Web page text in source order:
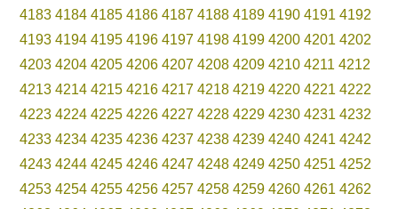
4183 4184 4185 4186 4187 4188 4189 4190 4191 4192
4193 4194 4195 4196 4197 4198 4199 4200 4201 4202
4203 4204 4205 4206 4207 4208 4209 4210 4211 4212
4213 4214 4215 4216 4217 4218 4219 4220 4221 4222
4223 4224 4225 4226 4227 4228 4229 4230 4231 4232
4233 4234 4235 4236 4237 4238 4239 4240 4241 4242
4243 4244 4245 4246 4247 4248 4249 4250 4251 4252
4253 4254 4255 4256 4257 4258 4259 4260 4261 4262